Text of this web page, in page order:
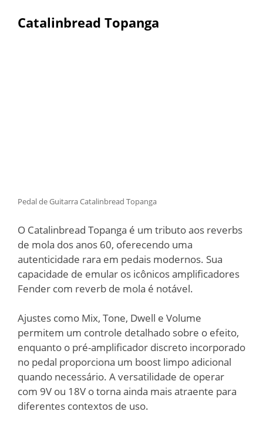
Catalinbread Topanga
Pedal de Guitarra Catalinbread Topanga
O Catalinbread Topanga é um tributo aos reverbs
de mola dos anos 60, oferecendo uma
autenticidade rara em pedais modernos. Sua
capacidade de emular os icônicos amplificadores
Fender com reverb de mola é notável.
Ajustes como Mix, Tone, Dwell e Volume
permitem um controle detalhado sobre o efeito,
enquanto o pré-amplificador discreto incorporado
no pedal proporciona um boost limpo adicional
quando necessário. A versatilidade de operar
com 9V ou 18V o torna ainda mais atraente para
diferentes contextos de uso.